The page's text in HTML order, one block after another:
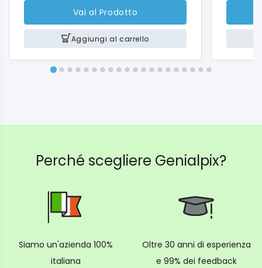
Vai al Prodotto
Aggiungi al carrello
Perché scegliere Genialpix?
Siamo un'azienda 100%
italiana
Oltre 30 anni di esperienza
e 99% dei feedback